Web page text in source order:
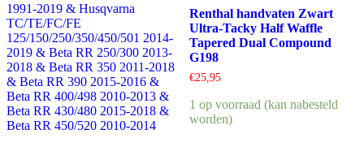
Renthal handvaten Zwart
Ultra-Tacky Half Waffle
Tapered Dual Compound
G198
€25,95
1 op voorraad (kan nabesteld
worden)